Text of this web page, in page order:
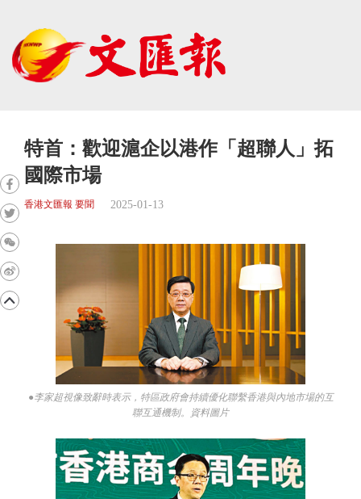
特首：歡迎滬企以港作「超聯人」拓
國際市場
香港文匯報 要聞 2025-01-13
●李家超視像致辭時表示，特區政府會持續優化聯繫香港與內地市場的互
聯互通機制。資料圖片